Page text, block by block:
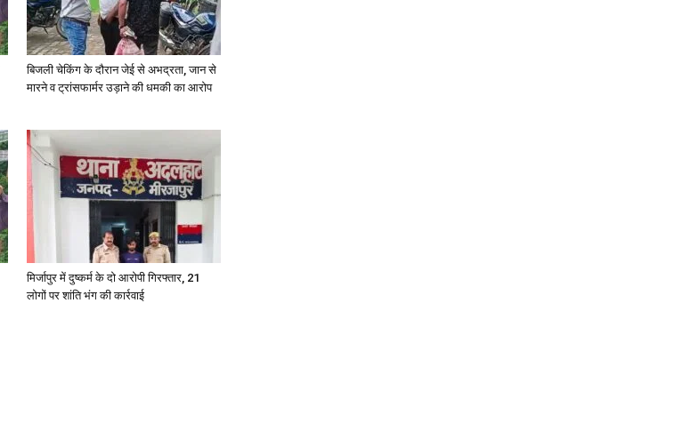
बिजली चेकिंग के दौरान जेई से अभद्रता, जान से
मारने व ट्रांसफार्मर उड़ाने की धमकी का आरोप
मिर्जापुर में दुष्कर्म के दो आरोपी गिरफ्तार, 21
लोगों पर शांति भंग की कार्रवाई